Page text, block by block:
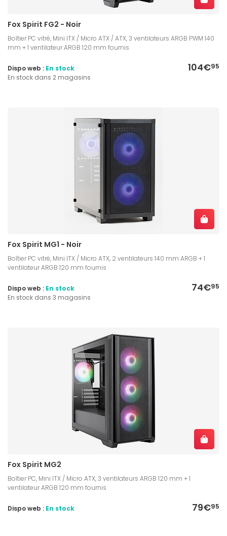
Fox Spirit FG2 - Noir
Boîtier PC vitré, Mini ITX / Micro ATX / ATX, 3 ventilateurs ARGB PWM 140
mm + 1 ventilateur ARGB 120 mm fournis
104€95
Dispo web : En stock
En stock dans 2 magasins
Fox Spirit MG1 - Noir
Boîtier PC vitré, Mini ITX / Micro ATX, 2 ventilateurs 140 mm ARGB + 1
ventilateur ARGB 120 mm fournis
74€95
Dispo web : En stock
En stock dans 3 magasins
Fox Spirit MG2
Boîtier PC, Mini ITX / Micro ATX, 3 ventilateurs ARGB 120 mm + 1
ventilateur ARGB 120 mm fournis
79€95
Dispo web : En stock